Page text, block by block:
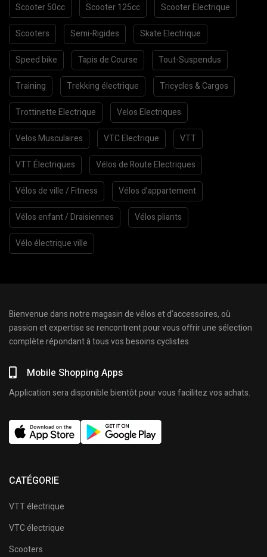
Scooter 50cc Scooter 125cc Scooter Electrique
Scooters Semi-Rigides Skate Electrique
Speed bike Tapis de Course Tout-Suspendus
Training Trekking électrique Tricycles & Cargos
Trottinette Electrique Velos Electriques
Velos Musculaires VTC Electrique VTT
VTT Électriques Vélos de Route Electriques
Vélos de ville / Fitness Vélos d’appartement
Vélos enfant / Draisiennes Vélos pliants
Vélo électrique ville
Bienvenue dans notre magasin de vélos et d’accessoires, où
passion et expertise se rencontrent pour vous offrir une sélection
complète répondant à tous vos besoins cyclistes.
Mobile Shopping Apps
Application sera disponible bientôt pour vous facilitez vos achats.
CATÉGORIE
VTT électrique
VTC électrique
Scooters